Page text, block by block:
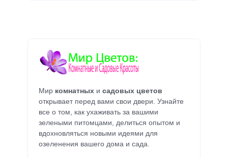
Мир комнатных и садовых цветов
открывает перед вами свои двери. Узнайте
все о том, как ухаживать за вашими
зелеными питомцами, делиться опытом и
вдохновляться новыми идеями для
озеленения вашего дома и сада.